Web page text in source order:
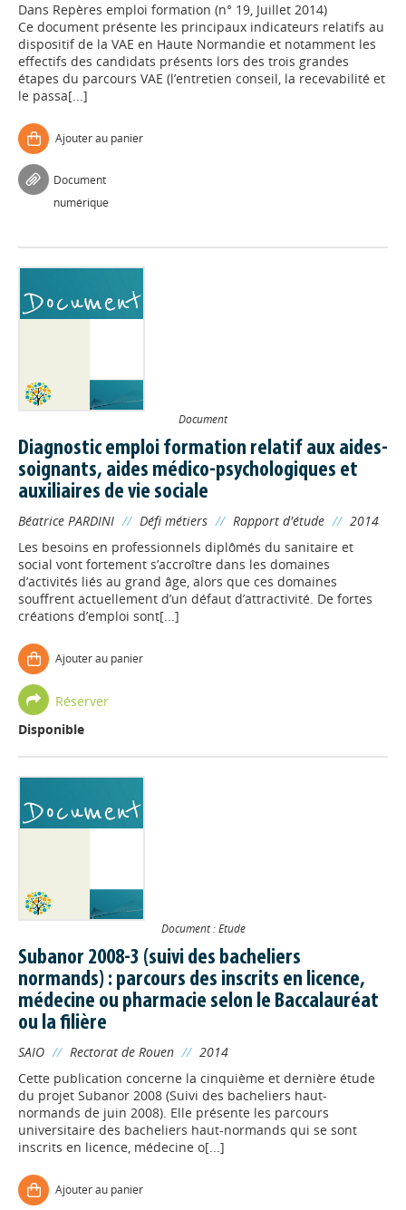
Dans Repères emploi formation (n° 19, Juillet 2014)
Ce document présente les principaux indicateurs relatifs au
dispositif de la VAE en Haute Normandie et notamment les
effectifs des candidats présents lors des trois grandes
étapes du parcours VAE (l’entretien conseil, la recevabilité et
le passa[...]
Ajouter au panier
Document
numérique
Document
Diagnostic emploi formation relatif aux aides-
soignants, aides médico-psychologiques et
auxiliaires de vie sociale
Béatrice PARDINI // Défi métiers // Rapport d'étude // 2014
Les besoins en professionnels diplômés du sanitaire et
social vont fortement s’accroître dans les domaines
d’activités liés au grand âge, alors que ces domaines
souffrent actuellement d’un défaut d’attractivité. De fortes
créations d’emploi sont[...]
Ajouter au panier
Réserver
Disponible
Document : Etude
Subanor 2008-3 (suivi des bacheliers
normands) : parcours des inscrits en licence,
médecine ou pharmacie selon le Baccalauréat
ou la filière
SAIO // Rectorat de Rouen // 2014
Cette publication concerne la cinquième et dernière étude
du projet Subanor 2008 (Suivi des bacheliers haut-
normands de juin 2008). Elle présente les parcours
universitaire des bacheliers haut-normands qui se sont
inscrits en licence, médecine o[...]
Ajouter au panier